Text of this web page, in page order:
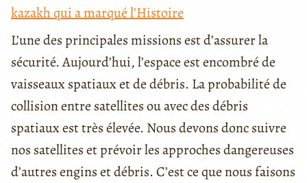
kazakh qui a marqué l’Histoire
L’une des principales missions est d’assurer la
sécurité. Aujourd’hui, l’espace est encombré de
vaisseaux spatiaux et de débris. La probabilité de
collision entre satellites ou avec des débris
spatiaux est très élevée. Nous devons donc suivre
nos satellites et prévoir les approches dangereuses
d’autres engins et débris. C’est ce que nous faisons